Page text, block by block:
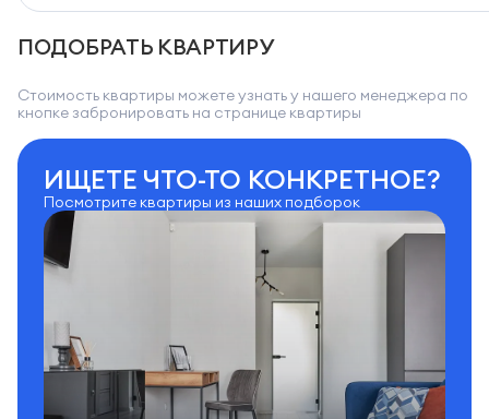
ПОДОБРАТЬ КВАРТИРУ
Стоимость квартиры можете узнать у нашего менеджера по
кнопке забронировать на странице квартиры
ИЩЕТЕ ЧТО-ТО КОНКРЕТНОЕ?
Посмотрите квартиры из наших подборок